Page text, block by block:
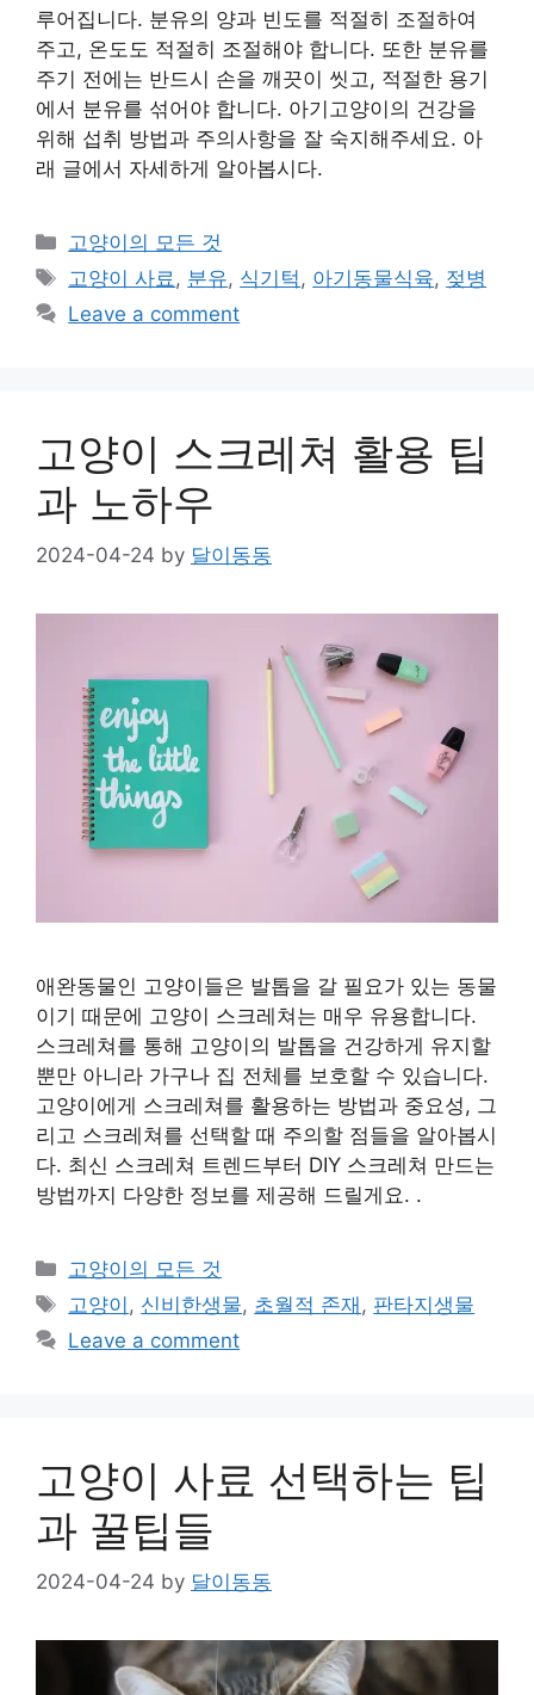
루어집니다. 분유의 양과 빈도를 적절히 조절하여
주고, 온도도 적절히 조절해야 합니다. 또한 분유를
주기 전에는 반드시 손을 깨끗이 씻고, 적절한 용기
에서 분유를 섞어야 합니다. 아기고양이의 건강을
위해 섭취 방법과 주의사항을 잘 숙지해주세요. 아
래 글에서 자세하게 알아봅시다.
Categories
고양이의 모든 것
Tags
고양이 사료 , 분유, 식기턱 , 아기동물식육, 젖병
Leave a comment
고양이 스크레쳐 활용 팁
과 노하우
2024-04-24 by 달이동동
애완동물인 고양이들은 발톱을 갈 필요가 있는 동물
이기 때문에 고양이 스크레쳐는 매우 유용합니다.
스크레쳐를 통해 고양이의 발톱을 건강하게 유지할
뿐만 아니라 가구나 집 전체를 보호할 수 있습니다.
고양이에게 스크레쳐를 활용하는 방법과 중요성, 그
리고 스크레쳐를 선택할 때 주의할 점들을 알아봅시
다. 최신 스크레쳐 트렌드부터 DIY 스크레쳐 만드는
방법까지 다양한 정보를 제공해 드릴게요. .
Categories
고양이의 모든 것
Tags
고양이 , 신비한생물, 초월적 존재 , 판타지생물
Leave a comment
고양이 사료 선택하는 팁
과 꿀팁들
2024-04-24 by 달이동동